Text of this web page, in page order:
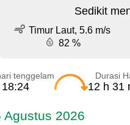
Sedikit
Timur Laut, 5.6 m/s
82 %
tenggelam
18:24
Durasi
12 h 31
Agustus 2026